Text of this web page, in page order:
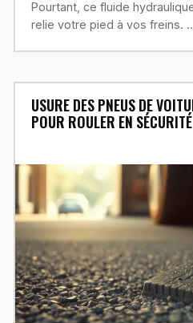
Pourtant, ce fluide
relie votre pied à vos freins.
USURE DES PNEUS DE
POUR ROULER EN SÉCURITÉ